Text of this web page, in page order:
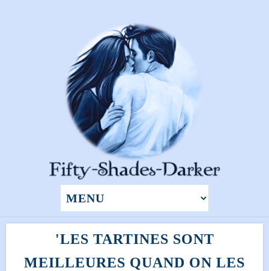
'LES TARTINES SONT
MEILLEURES QUAND ON LES